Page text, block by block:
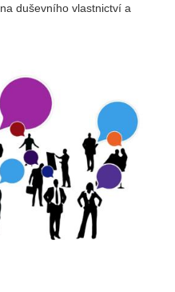
duševního vlastnictví a